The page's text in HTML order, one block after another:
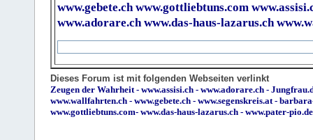
www.gebete.ch www.gottliebtuns.com
www.adorare.ch www.das-haus-lazarus.ch
Dieses Forum ist mit folgenden Webseiten verlinkt
Zeugen der Wahrheit- www.assisi.ch - www.adorare.ch -
www.wallfahrten.ch - www.gebete.ch - www.segenskreis.at-
www.gottliebtuns.com- www.das-haus-lazarus.ch - www.pater-pio.de